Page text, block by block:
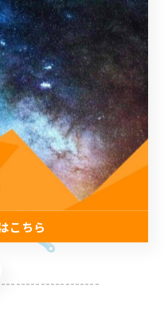
ことをするの？
い合わせください！
こちら
こちら